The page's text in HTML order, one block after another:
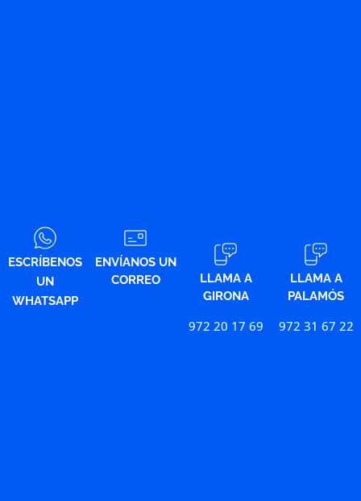
ESCRÍBENOS
UN
WHATSAPP
ENVÍANOS UN
CORREO
LLAMA A
GIRONA
972 20 17 69
LLAMA A
PALAMÓS
972 31 67 22